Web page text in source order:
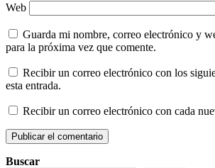
Web
Guarda mi nombre, correo electrónico y
para la próxima vez que comente.
Recibir un correo electrónico con los
esta entrada.
Recibir un correo electrónico con cada
Buscar